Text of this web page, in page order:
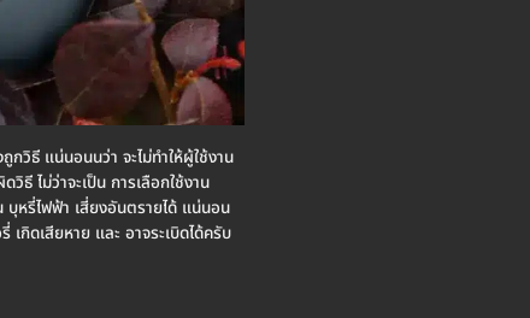
กวิธี แน่นอนนว่า จะไม่ทำให้ผู้ใช้งาน
ธี ไม่ว่าจะเป็น การเลือกใช้งาน
บุหรี่ไฟฟ้า เสี่ยงอันตรายได้ แน่นอน
กิดเสียหาย และ อาจระเบิดได้ครับ